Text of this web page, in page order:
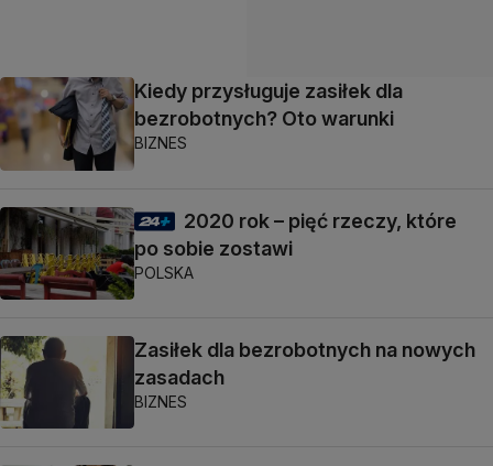
Kiedy przysługuje zasiłek dla
bezrobotnych? Oto warunki
BIZNES
2020 rok – pięć rzeczy, które
po sobie zostawi
POLSKA
Zasiłek dla bezrobotnych na nowych
zasadach
BIZNES